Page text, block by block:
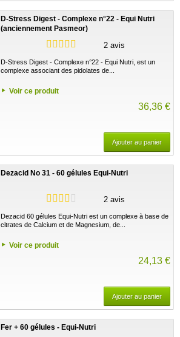
D-Stress Digest - Complexe n°22 - Equi Nutri
(anciennement Pasmeor)
2 avis
D-Stress Digest - Complexe n°22 - Equi Nutri, est un
complexe associant des pidolates de...
Voir ce produit
36,36 €
Ajouter au panier
Dezacid No 31 - 60 gélules Equi-Nutri
2 avis
Dezacid 60 gélules Equi-Nutri est un complexe à base de
citrates de Calcium et de Magnesium, de...
Voir ce produit
24,13 €
Ajouter au panier
Fer + 60 gélules - Equi-Nutri